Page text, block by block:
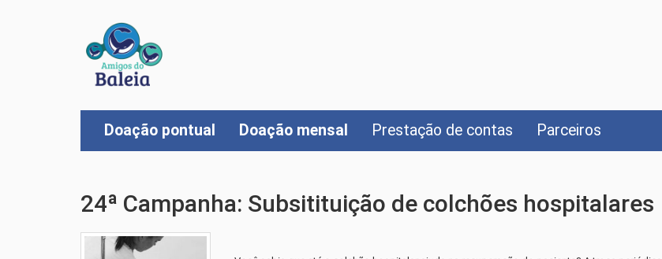
Doação pontual Doação mensal Prestação de contas Parceiros
24ª Campanha: Subsitituição de colchões hospitalares